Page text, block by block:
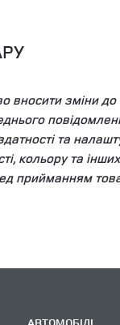
зміни до
та
кольору та
прийманням